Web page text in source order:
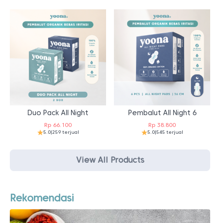
Duo Pack All Night
Rp 66.100
5.0|259 terjual
Pembalut All Night 6
Rp 38.800
5.0|545 terjual
View All Products
Rekomendasi